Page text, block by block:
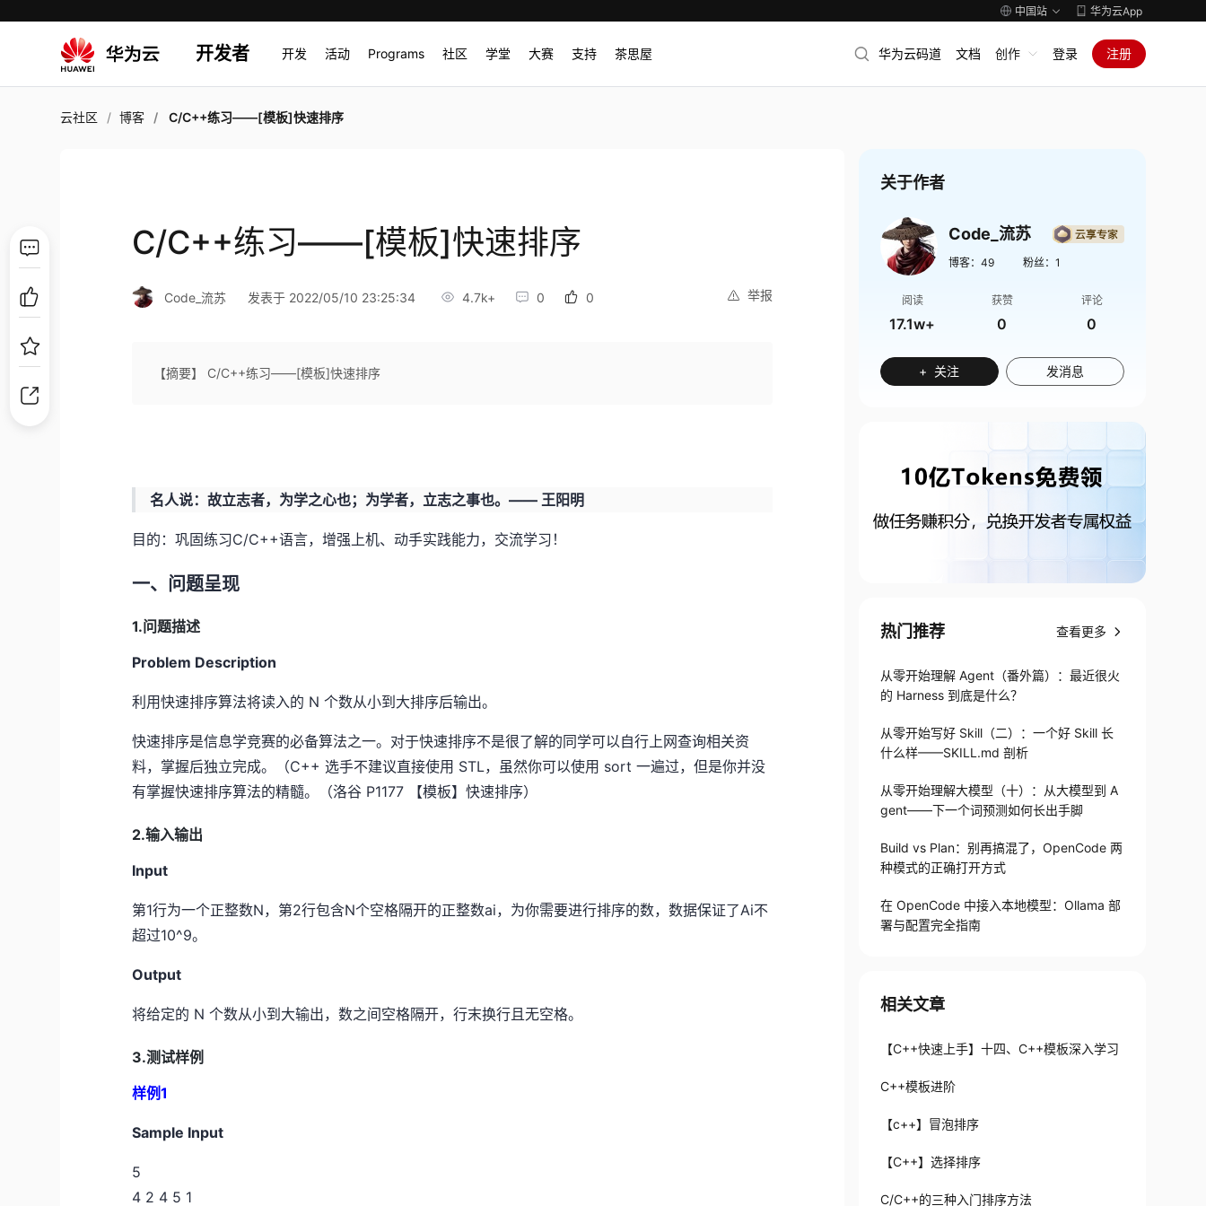
中国站 华为云App
开发者 开发 活动 Programs 社区 学堂 大赛 支持 茶思屋 华为云码道 文档 创作 登录 注册
云社区 博客 C/C++练习——[模板]快速排序
C/C++练习——[模板]快速排序
举报
Code_流苏 发表于 2022/05/10 23:25:34 4.7k+ 0 0
【摘要】 C/C++练习——[模板]快速排序
名人说：故立志者，为学之心也；为学者，立志之事也。—— 王阳明
目的：巩固练习C/C++语言，增强上机、动手实践能力，交流学习！
一、问题呈现
1.问题描述
Problem Description
利用快速排序算法将读入的 N 个数从小到大排序后输出。
快速排序是信息学竞赛的必备算法之一。对于快速排序不是很了解的同学可以自行上网查询相关资
料，掌握后独立完成。（C++ 选手不建议直接使用 STL，虽然你可以使用 sort 一遍过，但是你并没
有掌握快速排序算法的精髓。（洛谷 P1177 【模板】快速排序）
2.输入输出
Input
第1行为一个正整数N，第2行包含N个空格隔开的正整数ai，为你需要进行排序的数，数据保证了Ai不
超过10^9。
Output
将给定的 N 个数从小到大输出，数之间空格隔开，行末换行且无空格。
3.测试样例
样例1
Sample Input
5
4 2 4 5 1
关于作者
Code_流苏
博客： 49 粉丝： 1
阅读
17.1w+
获赞
0
评论
0
+ 关注 发消息
热门推荐 查看更多
从零开始理解 Agent（番外篇）：最近很火
的 Harness 到底是什么？
从零开始写好 Skill（二）：一个好 Skill 长
什么样——SKILL.md 剖析
从零开始理解大模型（十）：从大模型到 A
gent——下一个词预测如何长出手脚
Build vs Plan：别再搞混了，OpenCode 两
种模式的正确打开方式
在 OpenCode 中接入本地模型：Ollama 部
署与配置完全指南
相关文章
【C++快速上手】十四、C++模板深入学习
C++模板进阶
【c++】冒泡排序
【C++】选择排序​
C/C++的三种入门排序方法